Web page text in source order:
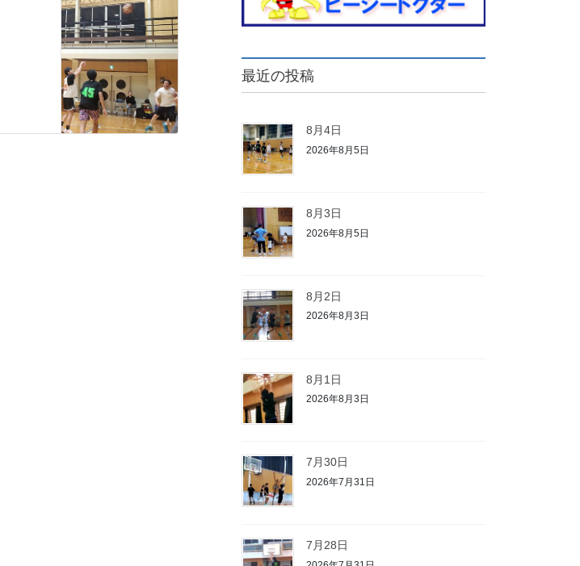
最近の投稿
8月4日
2026年8月5日
8月3日
2026年8月5日
8月2日
2026年8月3日
8月1日
2026年8月3日
7月30日
2026年7月31日
7月28日